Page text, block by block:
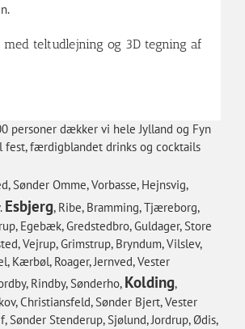
teltudlejning og 3D tegning af
personer dækker vi hele Jylland og Fyn
fest, færdigblandet drinks og cocktails
Sønder Omme, Vorbasse, Hejnsvig,
Esbjerg, Ribe, Bramming, Tjæreborg,
Egebæk, Gredstedbro, Guldager, Store
Vejrup, Grimstrup, Bryndum, Vilslev,
Kærbøl, Roager, Jernved, Vester
Rindby, Sønderho, Kolding,
Christiansfeld, Sønder Bjert, Vester
Sønder Stenderup, Sjølund, Jordrup, Ødis,